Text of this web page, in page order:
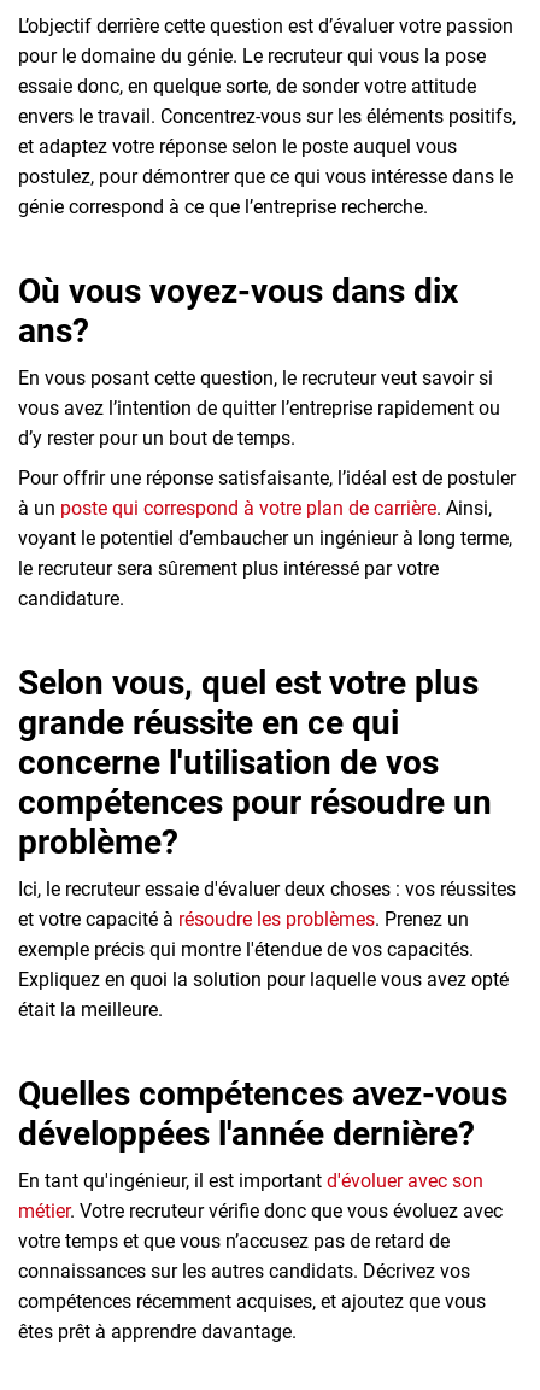
L’objectif derrière cette question est d’évaluer votre passion
pour le domaine du génie. Le recruteur qui vous la pose
essaie donc, en quelque sorte, de sonder votre attitude
envers le travail. Concentrez-vous sur les éléments positifs,
et adaptez votre réponse selon le poste auquel vous
postulez, pour démontrer que ce qui vous intéresse dans le
génie correspond à ce que l’entreprise recherche.
Où vous voyez-vous dans dix
ans?
En vous posant cette question, le recruteur veut savoir si
vous avez l’intention de quitter l’entreprise rapidement ou
d’y rester pour un bout de temps.
Pour offrir une réponse satisfaisante, l’idéal est de postuler
à un poste qui correspond à votre plan de carrière. Ainsi,
voyant le potentiel d’embaucher un ingénieur à long terme,
le recruteur sera sûrement plus intéressé par votre
candidature.
Selon vous, quel est votre plus
grande réussite en ce qui
concerne l'utilisation de vos
compétences pour résoudre un
problème?
Ici, le recruteur essaie d'évaluer deux choses : vos réussites
et votre capacité à résoudre les problèmes. Prenez un
exemple précis qui montre l'étendue de vos capacités.
Expliquez en quoi la solution pour laquelle vous avez opté
était la meilleure.
Quelles compétences avez-vous
développées l'année dernière?
En tant qu'ingénieur, il est important d'évoluer avec son
métier. Votre recruteur vérifie donc que vous évoluez avec
votre temps et que vous n’accusez pas de retard de
connaissances sur les autres candidats. Décrivez vos
compétences récemment acquises, et ajoutez que vous
êtes prêt à apprendre davantage.